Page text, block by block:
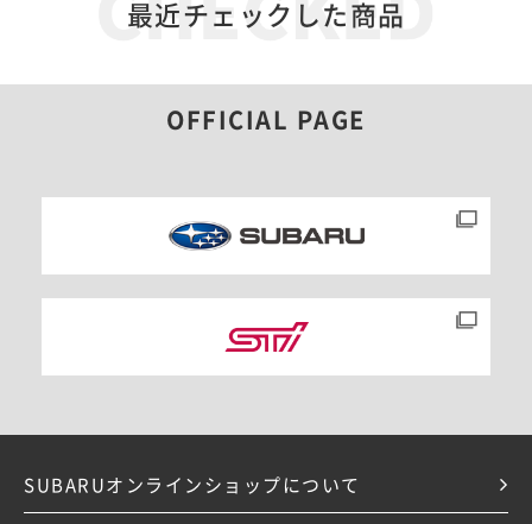
最近チェックした商品
OFFICIAL PAGE
SUBARUオンラインショップについて